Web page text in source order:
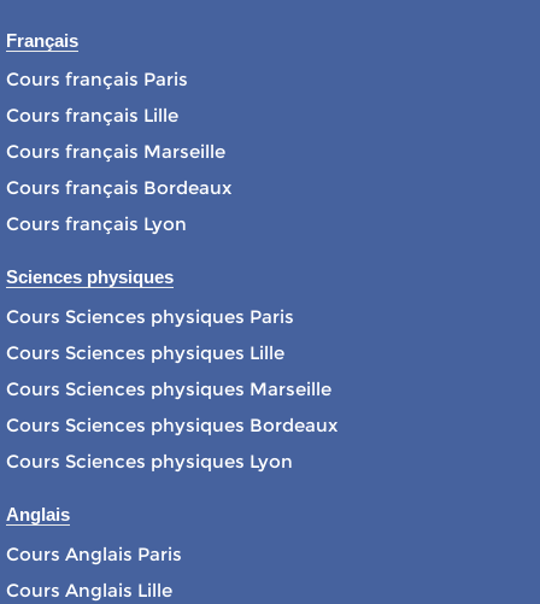
Français
Cours français Paris
Cours français Lille
Cours français Marseille
Cours français Bordeaux
Cours français Lyon
Sciences physiques
Cours Sciences physiques Paris
Cours Sciences physiques Lille
Cours Sciences physiques Marseille
Cours Sciences physiques Bordeaux
Cours Sciences physiques Lyon
Anglais
Cours Anglais Paris
Cours Anglais Lille